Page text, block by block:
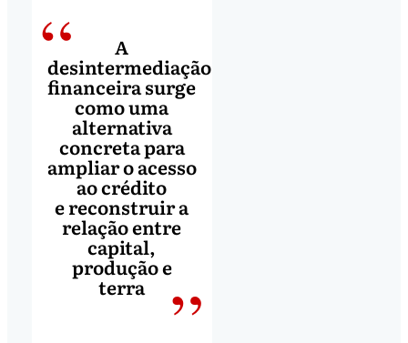
A
desintermediação
financeira surge
como uma
alternativa
concreta para
ampliar o acesso
ao crédito
e reconstruir a
relação entre
capital,
produção e
terra